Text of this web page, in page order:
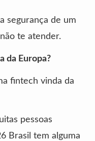
segurança de um
te atender.
da Europa?
fintech vinda da
pessoas
Brasil tem alguma